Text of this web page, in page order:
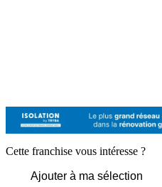
Cette franchise vous intéresse ?
Ajouter à ma sélection